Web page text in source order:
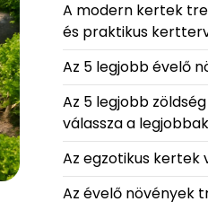
A modern kertek
és praktikus
Az 5 legjobb évelő
Az 5 legjobb
válassza a
Az egzotikus kertek
Az évelő növények